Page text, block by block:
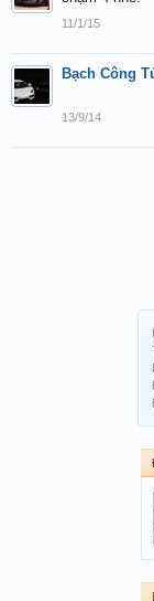
11/1/15
Bạch Công
13/9/14